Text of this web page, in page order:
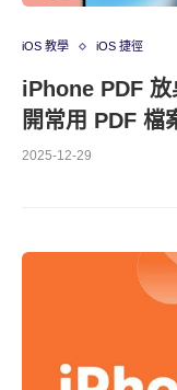
iOS 教學 iOS 捷徑
iPhone PDF
開常用 PDF 檔
2025-12-29